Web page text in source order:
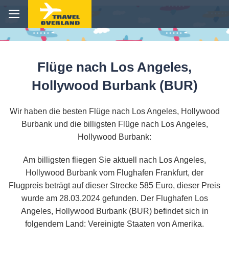
Flüge nach Los Angeles,
Hollywood Burbank (BUR)
Wir haben die besten Flüge nach Los Angeles, Hollywood
Burbank und die billigsten Flüge nach Los Angeles,
Hollywood Burbank:
Am billigsten fliegen Sie aktuell nach Los Angeles,
Hollywood Burbank vom Flughafen Frankfurt, der
Flugpreis beträgt auf dieser Strecke 585 Euro, dieser Preis
wurde am 28.03.2024 gefunden. Der Flughafen Los
Angeles, Hollywood Burbank (BUR) befindet sich in
folgendem Land: Vereinigte Staaten von Amerika.